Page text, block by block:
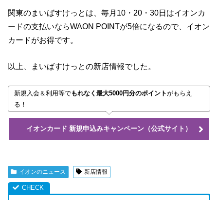
関東のまいばすけっとは、毎月10・20・30日はイオンカ
ードの支払いならWAON POINTが5倍になるので、イオン
カードがお得です。
以上、まいばすけっとの新店情報でした。
新規入会＆利用等でもれなく最大5000円分のポイントがもらえ
る！
イオンカード 新規申込みキャンペーン（公式サイト）
イオンのニュース 新店情報